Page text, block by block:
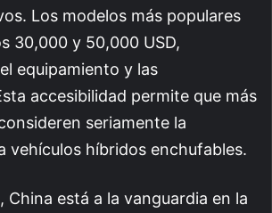
Los modelos más populares
30,000 y 50,000 USD,
equipamiento y las
accesibilidad permite que más
seriamente la
vehículos híbridos enchufables.
China está a la vanguardia en la